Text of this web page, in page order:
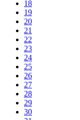
18
19
20
21
22
23
24
25
26
27
28
29
30